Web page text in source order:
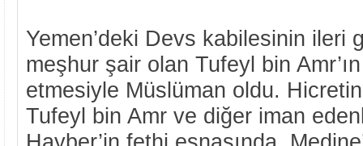
Yemen’deki Devs kabilesinin ileri
meşhur şair olan Tufeyl bin
etmesiyle Müslüman oldu.
Tufeyl bin Amr ve diğer iman